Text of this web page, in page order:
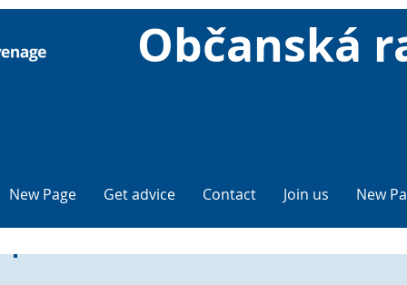
Občanská
New Page Get advice Contact Join us New